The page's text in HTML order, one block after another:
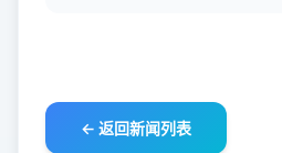
← 返回新闻列表